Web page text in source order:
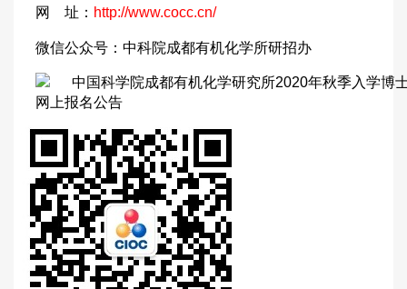
网 址： http://www.cocc.cn/
微信公众号：中科院成都有机化学所研招办